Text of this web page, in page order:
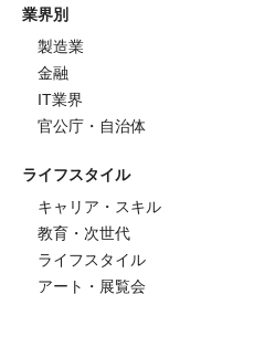
業界別
製造業
金融
IT業界
官公庁・自治体
ライフスタイル
キャリア・スキル
教育・次世代
ライフスタイル
アート・展覧会